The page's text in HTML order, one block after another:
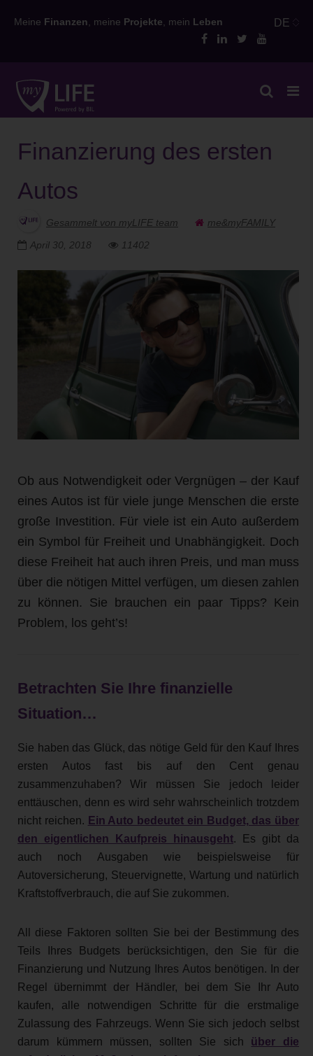
to
Meine Finanzen , meine Projekte , mein Leben DE
Finanzierung des ersten
Autos
Gesammelt von myLIFE team
me&myFAMILY
April 30, 2018
11402
Ob aus Notwendigkeit oder Vergnügen – der Kauf
eines Autos ist für viele junge Menschen die erste
große Investition. Für viele ist ein Auto außerdem
ein Symbol für Freiheit und Unabhängigkeit. Doch
diese Freiheit hat auch ihren Preis, und man muss
über die nötigen Mittel verfügen, um diesen zahlen
zu können. Sie brauchen ein paar Tipps? Kein
Problem, los geht’s!
Betrachten Sie Ihre finanzielle
Situation…
Sie haben das Glück, das nötige Geld für den Kauf Ihres
ersten Autos fast bis auf den Cent genau
zusammenzuhaben? Wir müssen Sie jedoch leider
enttäuschen, denn es wird sehr wahrscheinlich trotzdem
nicht reichen. Ein Auto bedeutet ein Budget, das über
den eigentlichen Kaufpreis hinausgeht. Es gibt da
auch noch Ausgaben wie beispielsweise für
Autoversicherung, Steuervignette, Wartung und natürlich
Kraftstoffverbrauch, die auf Sie zukommen.
All diese Faktoren sollten Sie bei der Bestimmung des
Teils Ihres Budgets berücksichtigen, den Sie für die
Finanzierung und Nutzung Ihres Autos benötigen. In der
Regel übernimmt der Händler, bei dem Sie Ihr Auto
kaufen, alle notwendigen Schritte für die erstmalige
Zulassung des Fahrzeugs. Wenn Sie sich jedoch selbst
darum kümmern müssen, sollten Sie sich über die